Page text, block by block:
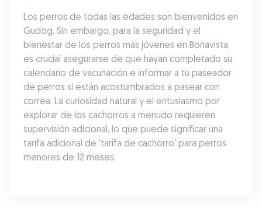
Los perros de todas las edades son bienvenidos en
Gudog. Sin embargo, para la seguridad y el
bienestar de los perros más jóvenes en Bonavista,
es crucial asegurarse de que hayan completado su
calendario de vacunación e informar a tu paseador
de perros si están acostumbrados a pasear con
correa. La curiosidad natural y el entusiasmo por
explorar de los cachorros a menudo requieren
supervisión adicional, lo que puede significar una
tarifa adicional de 'tarifa de cachorro' para perros
menores de 12 meses.